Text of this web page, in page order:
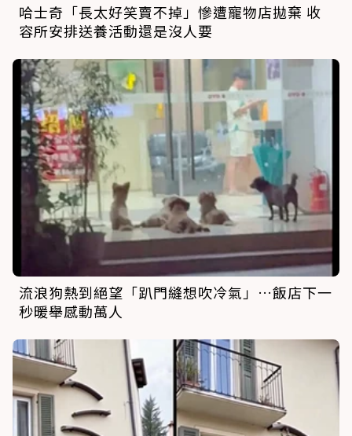
哈士奇「長太好笑賣不掉」慘遭寵物店拋棄 收
容所安排送養活動還是沒人要
流浪狗熱到絕望「趴門縫想吹冷氣」…飯店下一
秒暖舉感動萬人